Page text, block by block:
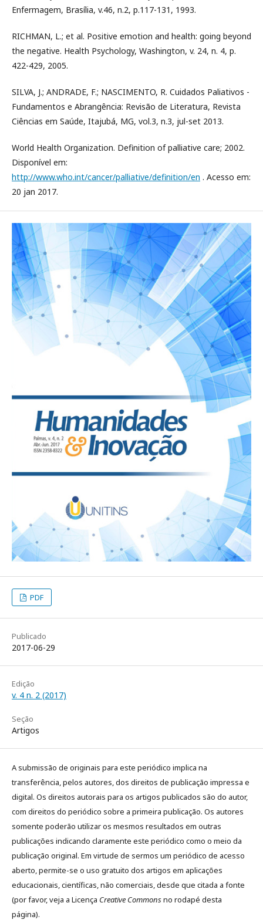
Enfermagem, Brasília, v.46, n.2, p.117-131, 1993.
RICHMAN, L.; et al. Positive emotion and health: going beyond
the negative. Health Psychology, Washington, v. 24, n. 4, p.
422-429, 2005.
SILVA, J.; ANDRADE, F.; NASCIMENTO, R. Cuidados Paliativos -
Fundamentos e Abrangência: Revisão de Literatura, Revista
Ciências em Saúde, Itajubá, MG, vol.3, n.3, jul-set 2013.
World Health Organization. Definition of palliative care; 2002.
Disponível em:
http://www.who.int/cancer/palliative/definition/en . Acesso em:
20 jan 2017.
PDF
Publicado
2017-06-29
Edição
v. 4 n. 2 (2017)
Seção
Artigos
A submissão de originais para este periódico implica na
transferência, pelos autores, dos direitos de publicação impressa e
digital. Os direitos autorais para os artigos publicados são do autor,
com direitos do periódico sobre a primeira publicação. Os autores
somente poderão utilizar os mesmos resultados em outras
publicações indicando claramente este periódico como o meio da
publicação original. Em virtude de sermos um periódico de acesso
aberto, permite-se o uso gratuito dos artigos em aplicações
educacionais, científicas, não comerciais, desde que citada a fonte
(por favor, veja a Licença Creative Commonsno rodapé desta
página).